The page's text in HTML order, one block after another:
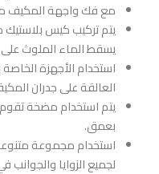
مع فك واجهة المكيف
يتم تركيب كيس بلاستيك
يسقط الماء الملوث
استخدام الأجهزة الخاصة
العالقة على جدران
يتم استخدام مضخة
بعمق.
استخدام مجموعة
لجميع الزوايا